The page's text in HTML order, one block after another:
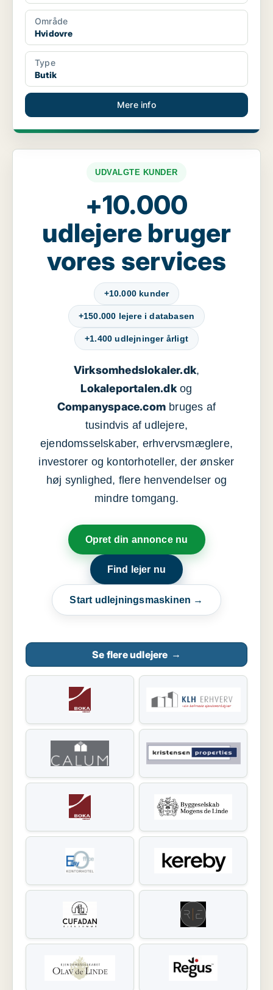
Område
Hvidovre
Type
Butik
Mere info
UDVALGTE KUNDER
+10.000
udlejere bruger
vores services
+10.000 kunder
+150.000 lejere i databasen
+1.400 udlejninger årligt
Virksomhedslokaler.dk,
Lokaleportalen.dkog
Companyspace.com bruges af
tusindvis af udlejere,
ejendomsselskaber, erhvervsmæglere,
investorer og kontorhoteller, der ønsker
høj synlighed, flere henvendelser og
mindre tomgang.
Opret din annonce nu
Find lejer nu
Start udlejningsmaskinen →
Se flere udlejere →